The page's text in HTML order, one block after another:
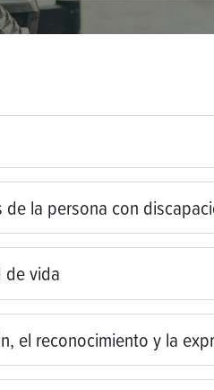
la persona con
de vida
el reconocimiento y la